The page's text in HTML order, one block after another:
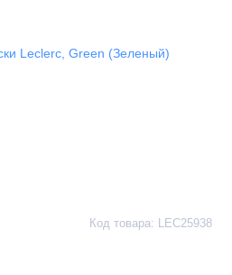
Код товара: LEC25938